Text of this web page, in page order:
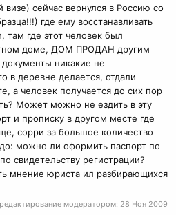
визе) сейчас вернулся в Россию со
где ему восстанавливать
там где этот человек был
доме, ДОМ ПРОДАН другим
никакие не
в деревне делается, отдали
а человек получается до сих пор
Может можно не ездить в эту
и прописку в другом месте где
сорри за большое количество
можно ли оформить паспорт по
свидетельству регистрации?
мнение юриста ил разбирающихся
модератором: 28 Ноя 2009